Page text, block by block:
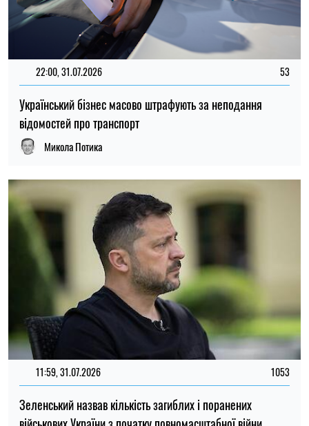
11:59, 31.07.2026
військових України з початку повномасштабної війни
Ірина Де Люсто